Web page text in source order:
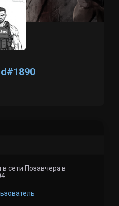
в сети Позавчера в